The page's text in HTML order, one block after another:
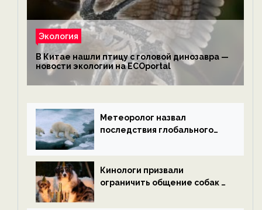
Экология
В Китае нашли птицу с головой динозавра —
новости экологии на ECOportal
Метеоролог назвал
последствия глобального
ECOportal
Кинологи призвали
ограничить общение собак с